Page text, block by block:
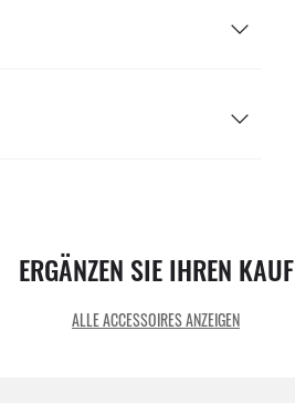
ERGÄNZEN SIE IHREN KAUF
ALLE ACCESSOIRES ANZEIGEN